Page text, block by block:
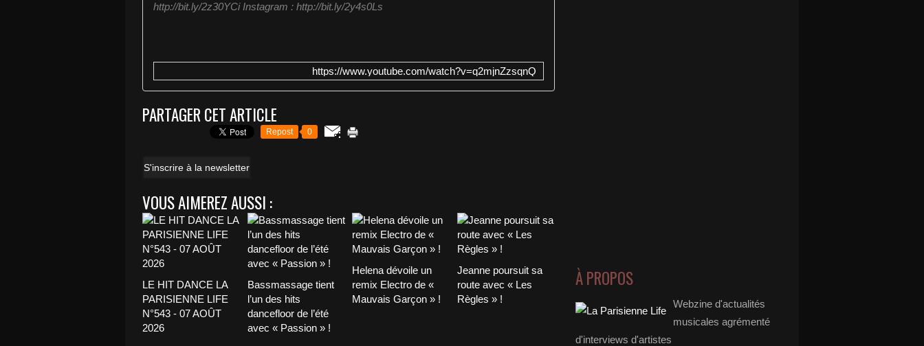
http://bit.ly/2z30YCi Instagram : http://bit.ly/2y4s0Ls
https://www.youtube.com/watch?v=q2mjnZzsqnQ
PARTAGER CET ARTICLE
Repost 0
S'inscrire à la newsletter
VOUS AIMEREZ AUSSI :
LE HIT DANCE LA
PARISIENNE LIFE
N°543 - 07 AOÛT
2026
Bassmassage tient
l’un des hits
dancefloor de l’été
avec « Passion » !
Helena dévoile un
remix Electro de «
Mauvais Garçon » !
Jeanne poursuit sa
route avec « Les
Règles » !
À PROPOS
Webzine d'actualités
musicales agrémenté
d'interviews d'artistes